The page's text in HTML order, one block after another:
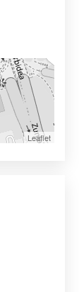
Leaflet